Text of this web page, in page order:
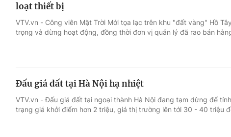
loạt thiết bị
VTV.vn - Công viên Mặt Trời Mới tọa lạc trên khu "đất vàng" Hồ
trọng và dừng hoạt động, đồng thời đơn vị quản lý đã rao bán
Đấu giá đất tại Hà Nội hạ nhiệt
VTV.vn - Đấu giá đất tại ngoại thành Hà Nội đang tạm dừng để
trạng giá khởi điểm hơn 2 triệu, giá thị trường lên tới 30 - 40 triệu